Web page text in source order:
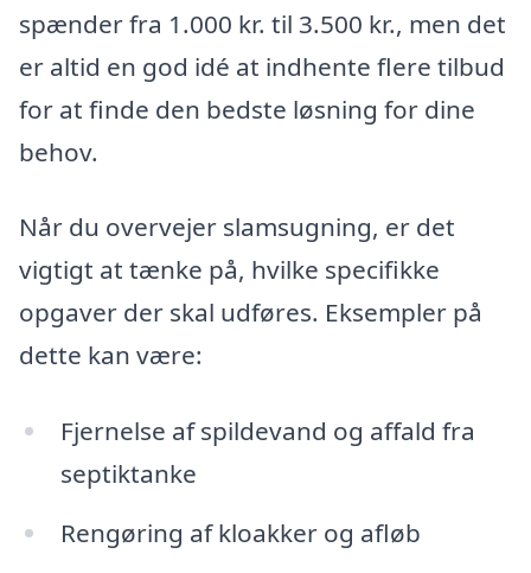
spænder fra 1.000 kr. til 3.500 kr., men det
er altid en god idé at indhente flere tilbud
for at finde den bedste løsning for dine
behov.
Når du overvejer slamsugning, er det
vigtigt at tænke på, hvilke specifikke
opgaver der skal udføres. Eksempler på
dette kan være:
Fjernelse af spildevand og affald fra
septiktanke
Rengøring af kloakker og afløb